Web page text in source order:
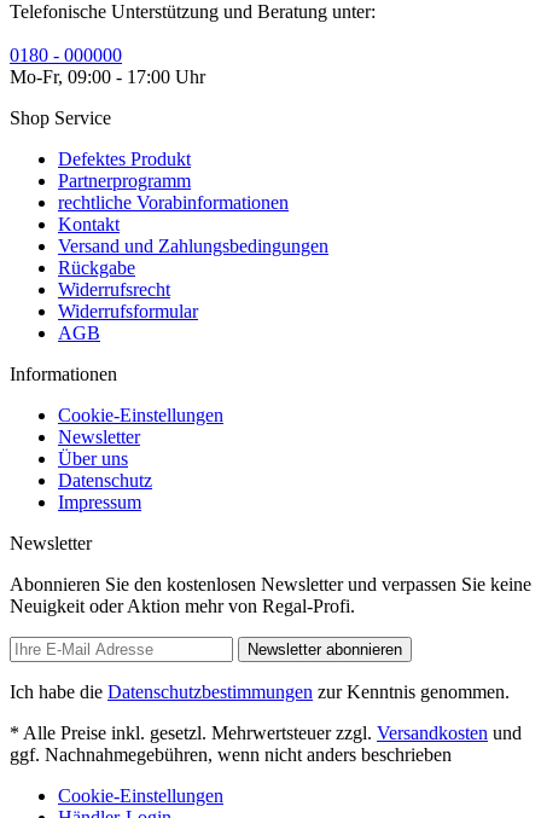
Telefonische Unterstützung und Beratung unter:
0180 - 000000
Mo-Fr, 09:00 - 17:00 Uhr
Shop Service
Defektes Produkt
Partnerprogramm
rechtliche Vorabinformationen
Kontakt
Versand und Zahlungsbedingungen
Rückgabe
Widerrufsrecht
Widerrufsformular
AGB
Informationen
Cookie-Einstellungen
Newsletter
Über uns
Datenschutz
Impressum
Newsletter
Abonnieren Sie den kostenlosen Newsletter und verpassen Sie keine
Neuigkeit oder Aktion mehr von Regal-Profi.
Newsletter abonnieren
Ich habe die Datenschutzbestimmungen zur Kenntnis genommen.
* Alle Preise inkl. gesetzl. Mehrwertsteuer zzgl. Versandkosten und
ggf. Nachnahmegebühren, wenn nicht anders beschrieben
Cookie-Einstellungen